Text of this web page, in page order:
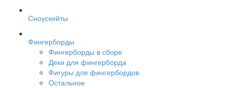
Сноускейты
Фингерборды
Фингерборды в сборе
Деки для фингерборда
Фигуры для фингербордов
Остальное